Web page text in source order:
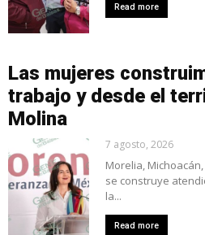
Read more
Las mujeres
trabajo y desde el
Molina
7 agosto, 2026
Morelia,
se construye
la...
Read more